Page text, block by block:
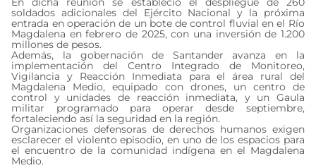
soldados adicionales del Ejército Nacional y la próxima
entrada en operación de un bote de control fluvial en el Río
Magdalena en febrero de 2025, con una inversión de 1.200
millones de pesos.
Además, la gobernación de Santander avanza en la
implementación del Centro Integrado de Monitoreo,
Vigilancia y Reacción Inmediata para el área rural del
Magdalena Medio, equipado con drones, un centro de
control y unidades de reacción inmediata, y un Gaula
militar programado para operar desde septiembre,
fortaleciendo así la seguridad en la región.
Organizaciones defensoras de derechos humanos exigen
esclarecer el violento episodio, en uno de los espacios para
el encuentro de la comunidad indígena en el Magdalena
Medio.